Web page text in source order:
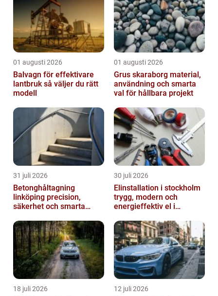
01 augusti 2026
Balvagn för effektivare
lantbruk så väljer du rätt
modell
01 augusti 2026
Grus skaraborg material,
användning och smarta
val för hållbara projekt
31 juli 2026
Betonghåltagning
linköping precision,
säkerhet och smarta
30 juli 2026
Elinstallation i stockholm
trygg, modern och
energieffektiv el i
18 juli 2026 12 juli 2026